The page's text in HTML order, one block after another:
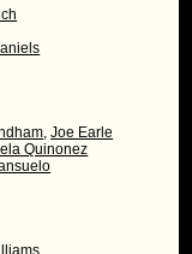
,Joe Earle
Quinonez